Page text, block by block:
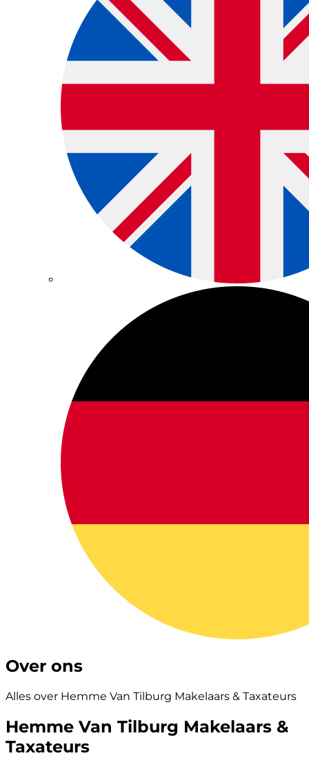
Over ons
Alles over Hemme Van Tilburg Makelaars & Taxateurs
Hemme Van Tilburg Makelaars &
Taxateurs